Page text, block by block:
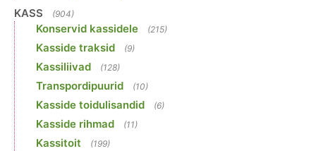
KASS (904)
Konservid kassidele (215)
Kasside traksid (9)
Kassiliivad (128)
Transpordipuurid (10)
Kasside toidulisandid (6)
Kasside rihmad (11)
Kassitoit (199)